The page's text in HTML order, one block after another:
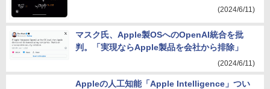
(2024/6/11)
マスク氏、Apple製OSへのOpenAI統合を批
判。「実現ならApple製品を会社から排除」
(2024/6/11)
Appleの人工知能「Apple Intelligence」つい